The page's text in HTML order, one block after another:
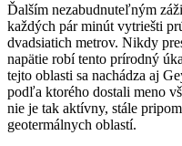
Ďalším nezabudnuteľným
každých pár minút vytriešti
dvadsiatich metrov. Nikdy
napätie robí tento prírodný
tejto oblasti sa nachádza aj
podľa ktorého dostali meno
nie je tak aktívny, stále
geotermálnych oblastí.